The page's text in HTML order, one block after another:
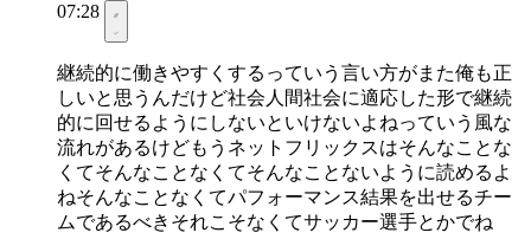
07:28
継続的に働きやすくするっていう言い方がまた俺も正
しいと思うんだけど社会人間社会に適応した形で継続
的に回せるようにしないといけないよねっていう風な
流れがあるけどもうネットフリックスはそんなことな
くてそんなことなくてそんなことないように読めるよ
ねそんなことなくてパフォーマンス結果を出せるチー
ムであるべきそれこそなくてサッカー選手とかでね